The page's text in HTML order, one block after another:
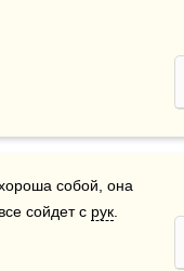
собой, она
сойдет с рук